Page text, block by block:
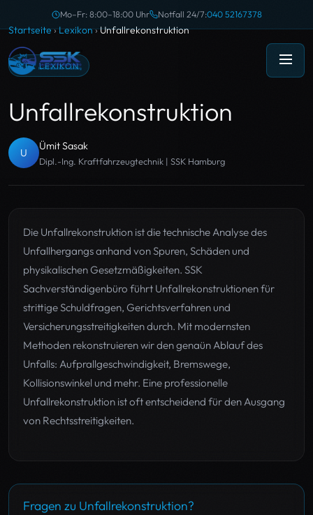
Mo–Fr: 8:00–18:00 Uhr Notfall 24/7:040 52167378
Startseite›Lexikon›Unfallrekonstruktion
KFZ LEXIKON
Unfallrekonstruktion
U
Ümit Sasak
Dipl.-Ing. Kraftfahrzeugtechnik | SSK Hamburg
Die Unfallrekonstruktion ist die technische Analyse des
Unfallhergangs anhand von Spuren, Schäden und
physikalischen Gesetzmäßigkeiten. SSK
Sachverständigenbüro führt Unfallrekonstruktionen für
strittige Schuldfragen, Gerichtsverfahren und
Versicherungsstreitigkeiten durch. Mit modernsten
Methoden rekonstruieren wir den genaün Ablauf des
Unfalls: Aufprallgeschwindigkeit, Bremswege,
Kollisionswinkel und mehr. Eine professionelle
Unfallrekonstruktion ist oft entscheidend für den Ausgang
von Rechtsstreitigkeiten.
Fragen zu Unfallrekonstruktion?